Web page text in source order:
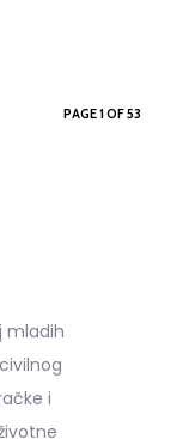
PAGE 1 OF 53
mladih
i